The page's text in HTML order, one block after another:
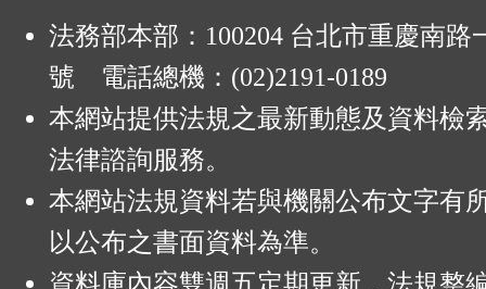
法務部本部：100204 台北市重慶南路
號 電話總機：(02)2191-0189
本網站提供法規之最新動態及資料檢
法律諮詢服務。
本網站法規資料若與機關公布文字有
以公布之書面資料為準。